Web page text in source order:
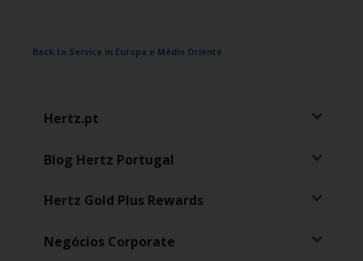
Gold+
Back to Service in Europa e Médio Oriente
Hertz.pt
Blog Hertz Portugal
Hertz Gold Plus Rewards
Negócios Corporate